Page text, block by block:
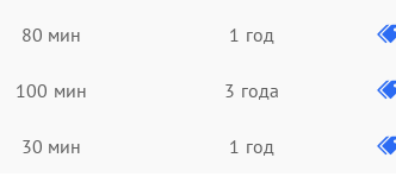
80 мин 1 год
100 мин 3 года
30 мин 1 год